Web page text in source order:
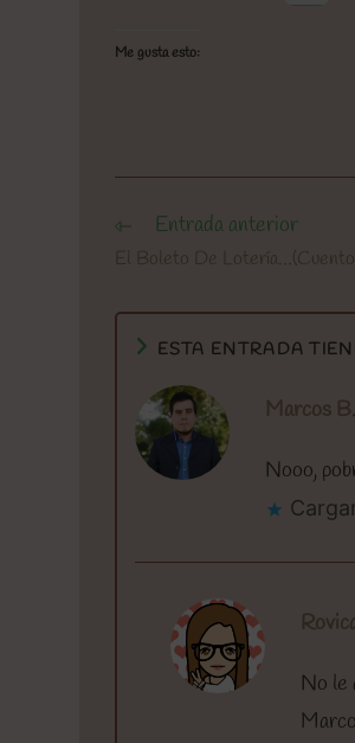
Me gusta esto:
Leer
artículos
Entrada anterior
El Boleto De
ESTA ENTRADA
Marcos
Nooo,
No le